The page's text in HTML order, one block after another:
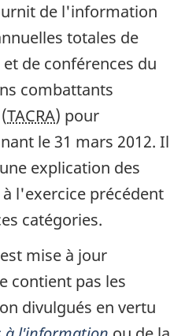
de l'information
totales de
de conférences du
combattants
TACRA) pour
le 31 mars 2012. Il
explication des
l'exercice précédent
catégories.
mise à jour
contient pas les
divulgués en vertu